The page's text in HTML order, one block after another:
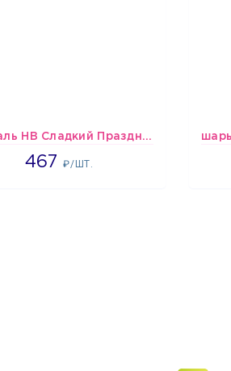
Спираль HB Сладкий Праздник, 12 шт.
467₽/ШТ.
467